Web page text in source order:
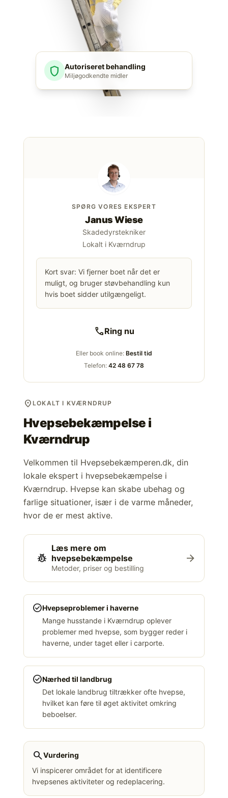
shield Autoriseret behandling
Miljøgodkendte midler
SPØRG VORES EKSPERT
Janus Wiese
Skadedyrstekniker
Lokalt i Kværndrup
Kort svar: Vi fjerner boet når det er
muligt, og bruger støvbehandling kun
hvis boet sidder utilgængeligt.
callRing nu
Eller book online: Bestil tid
Telefon: 42 48 67 78
location_on LOKALT I KVÆRNDRUP
Hvepsebekæmpelse i
Kværndrup
Velkommen til Hvepsebekæmperen.dk, din
lokale ekspert i hvepsebekæmpelse i
Kværndrup. Hvepse kan skabe ubehag og
farlige situationer, især i de varme måneder,
hvor de er mest aktive.
pest_control
Læs mere om
hvepsebekæmpelse
Metoder, priser og bestilling
arrow_forward
check_circleHvepseproblemer i haverne
Mange husstande i Kværndrup oplever
problemer med hvepse, som bygger reder i
haverne, under taget eller i carporte.
check_circleNærhed til landbrug
Det lokale landbrug tiltrækker ofte hvepse,
hvilket kan føre til øget aktivitet omkring
beboelser.
searchVurdering
Vi inspicerer området for at identificere
hvepsenes aktiviteter og redeplacering.